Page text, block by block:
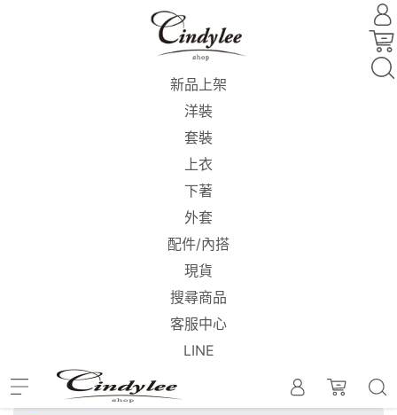
新品上架
洋裝
套裝
上衣
下著
外套
配件/內搭
現貨
搜尋商品
客服中心
LINE